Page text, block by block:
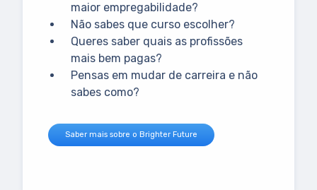
maior empregabilidade?
Não sabes que curso escolher?
Queres saber quais as profissões
mais bem pagas?
Pensas em mudar de carreira e não
sabes como?
Saber mais sobre o Brighter Future